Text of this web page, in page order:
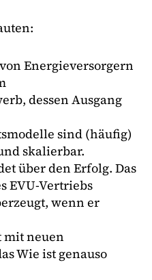
Energieversorgern
dessen Ausgang
sind (häufig)
skalierbar.
über den Erfolg. Das
EVU-Vertriebs
wenn er
neuen
Wie ist genauso